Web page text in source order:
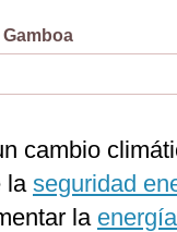
cambio
la seguridad
la